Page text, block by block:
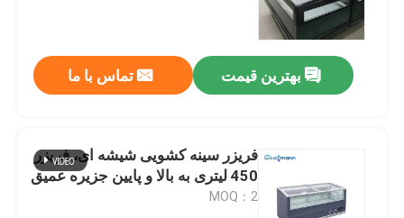
بهترین قیمت تماس با ما
فریزر سینه کشویی شیشه ای، فریزر
450 لیتری به بالا و پایین جزیره عمیق
MOQ：2